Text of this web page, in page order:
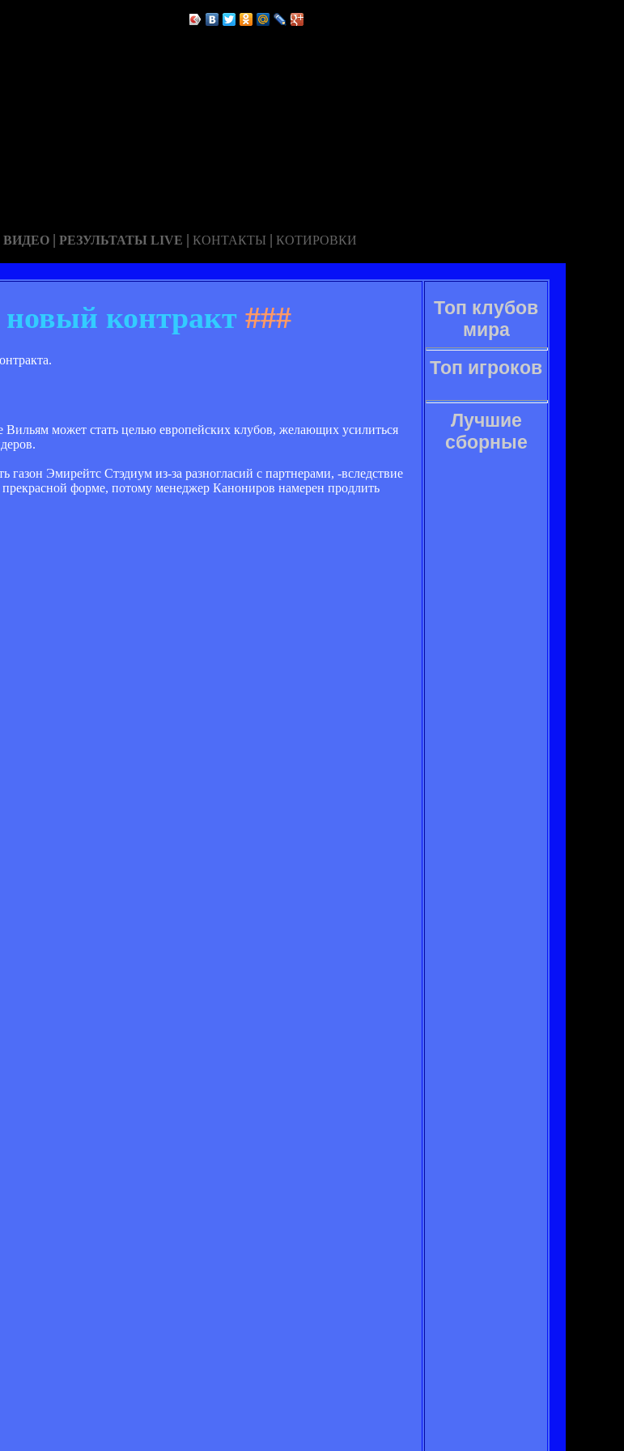
ВИДЕО | РЕЗУЛЬТАТЫ LIVE | КОНТАКТЫ | КОТИРОВКИ
новый контракт ###
может стать целью европейских клубов, желающих усилиться
Эмирейтс Стэдиум из-за разногласий с партнерами, -вследствие
форме, потому менеджер Канониров намерен продлить
Топ клубов
мира
Топ игроков
Лучшие
сборные